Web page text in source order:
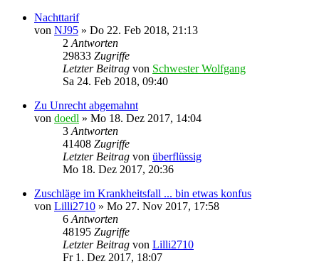
Nachttarif
von NJ95 » Do 22. Feb 2018, 21:13
2 Antworten
29833 Zugriffe
Letzter Beitrag von Schwester Wolfgang
Sa 24. Feb 2018, 09:40
Zu Unrecht abgemahnt
von doedl » Mo 18. Dez 2017, 14:04
3 Antworten
41408 Zugriffe
Letzter Beitrag von überflüssig
Mo 18. Dez 2017, 20:36
Zuschläge im Krankheitsfall ... bin etwas konfus
von Lilli2710 » Mo 27. Nov 2017, 17:58
6 Antworten
48195 Zugriffe
Letzter Beitrag von Lilli2710
Fr 1. Dez 2017, 18:07